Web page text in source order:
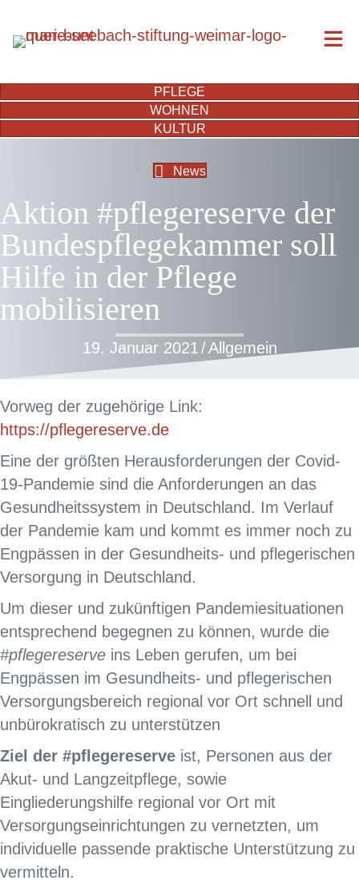
PFLEGE
WOHNEN
KULTUR
News
Aktion #pflegereserve der
Bundespflegekammer soll
Hilfe in der Pflege
mobilisieren
19. Januar 2021/Allgemein
Vorweg der zugehörige Link:
https://pflegereserve.de
Eine der größten Herausforderungen der Covid-
19-Pandemie sind die Anforderungen an das
Gesundheitssystem in Deutschland. Im Verlauf
der Pandemie kam und kommt es immer noch zu
Engpässen in der Gesundheits- und pflegerischen
Versorgung in Deutschland.
Um dieser und zukünftigen Pandemiesituationen
entsprechend begegnen zu können, wurde die
#pflegereserve ins Leben gerufen, um bei
Engpässen im Gesundheits- und pflegerischen
Versorgungsbereich regional vor Ort schnell und
unbürokratisch zu unterstützen
Ziel der #pflegereserve ist, Personen aus der
Akut- und Langzeitpflege, sowie
Eingliederungshilfe regional vor Ort mit
Versorgungseinrichtungen zu vernetzten, um
individuelle passende praktische Unterstützung zu
vermitteln.